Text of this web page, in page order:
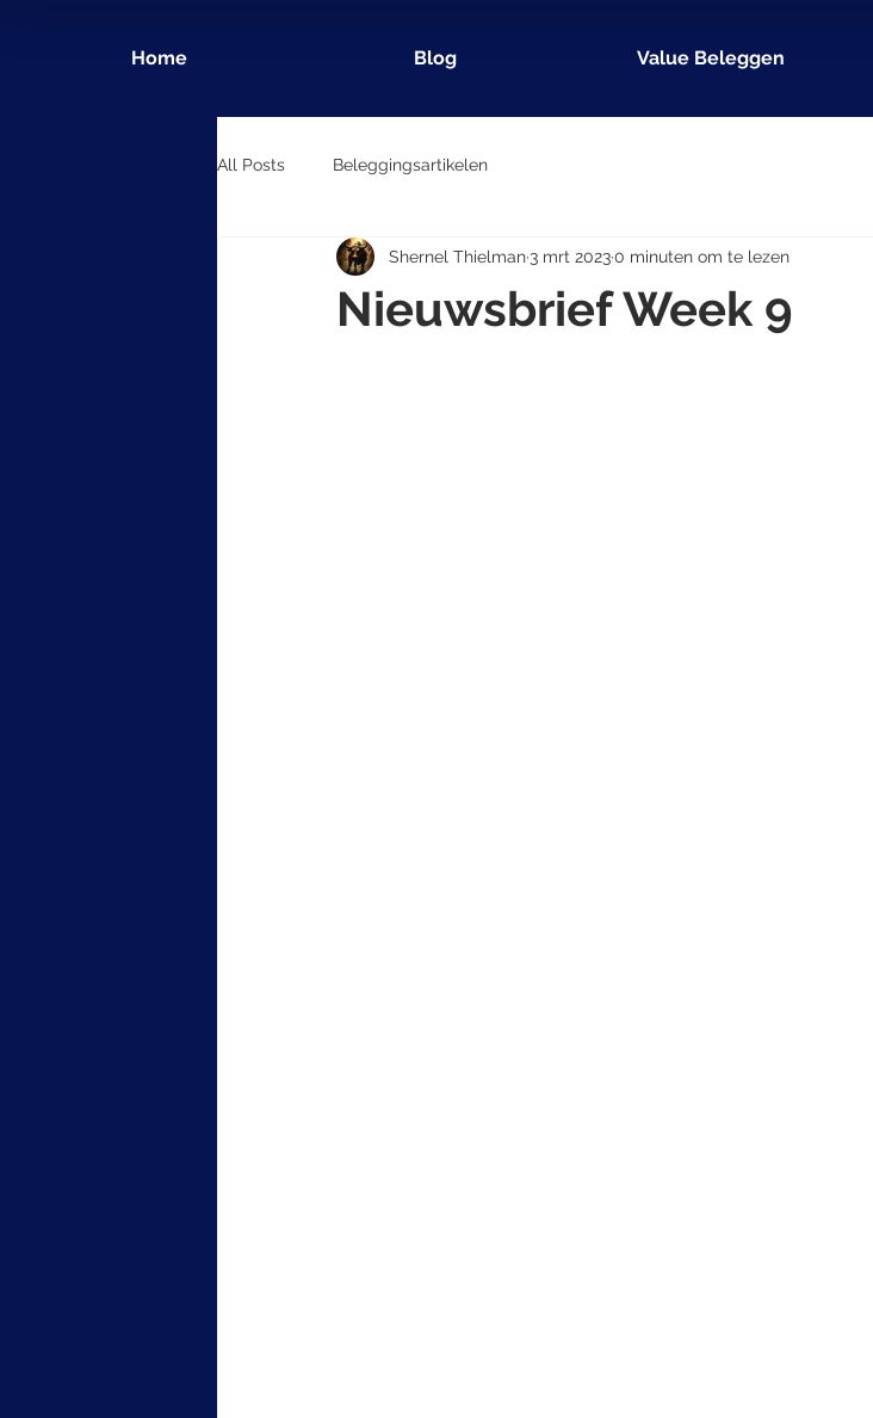
Home Blog Value Beleggen
All Posts Beleggingsartikelen
Nieuwsbrief Week 9
Shernel Thielman 3 mrt 20230 minuten om te lezen